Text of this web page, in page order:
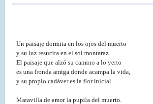
Un paisaje dormita en los ojos del muerto
y su luz resucita en el sol montaraz.
El paisaje que alzó su camino a lo yerto
es una fronda amiga donde acampa la vida,
y su propio cadáver es la flor inicial.
Maravilla de amor la pupila del muerto.